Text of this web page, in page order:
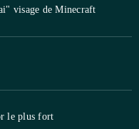
visage de Minecraft
le plus fort